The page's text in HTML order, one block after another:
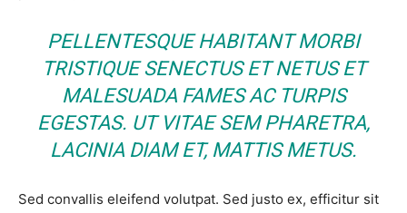
PELLENTESQUE HABITANT MORBI
TRISTIQUE SENECTUS ET NETUS ET
MALESUADA FAMES AC TURPIS
EGESTAS. UT VITAE SEM PHARETRA,
LACINIA DIAM ET, MATTIS METUS.
Sed convallis eleifend volutpat. Sed justo ex, efficitur sit